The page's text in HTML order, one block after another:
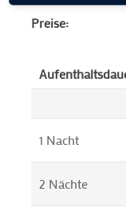
Preise:
1 Nacht
2 Nächte